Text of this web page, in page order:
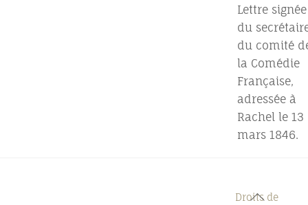
Lettre signée
du
du comité
la Comédie
Française,
adressée à
Rachel le 13
mars 1846.
Back
Droits de